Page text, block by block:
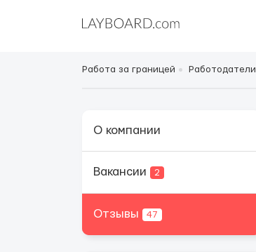
Работа за границей Работодатели
О компании
Вакансии 2
Отзывы 47